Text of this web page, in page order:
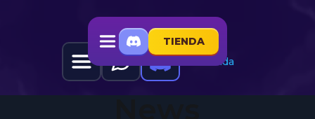
TIENDA
Tienda